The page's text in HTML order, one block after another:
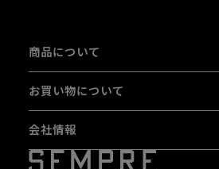
商品について
お買い物について
会社情報